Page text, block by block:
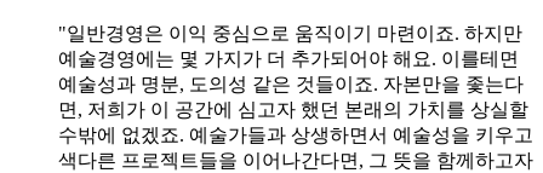
"일반경영은 이익 중심으로 움직이기 마련이죠. 하지만
예술경영에는 몇 가지가 더 추가되어야 해요. 이를테면
예술성과 명분, 도의성 같은 것들이죠. 자본만을 좇는다
면, 저희가 이 공간에 심고자 했던 본래의 가치를 상실할
수밖에 없겠죠. 예술가들과 상생하면서 예술성을 키우고
색다른 프로젝트들을 이어나간다면, 그 뜻을 함께하고자